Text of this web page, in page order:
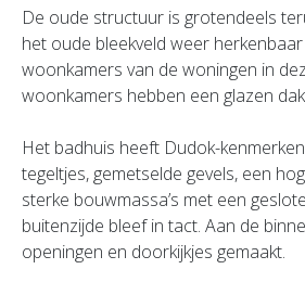
De oude structuur is grotendeels
het oude bleekveld weer
woonkamers van de woningen in
woonkamers hebben een glazen
Het badhuis heeft Dudok-
tegeltjes, gemetselde gevels, een
sterke bouwmassa’s met een
buitenzijde bleef in tact. Aan de
openingen en doorkijkjes gemaakt.